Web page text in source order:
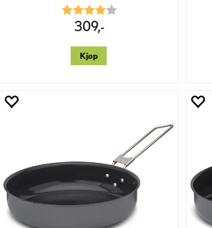
Karakter: 4.0 av 5 mulige
309,-
Kjøp